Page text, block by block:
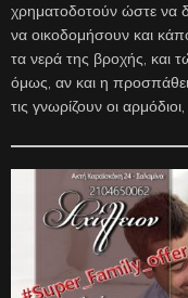
χρηματοδοτούν ώστε να
να οικοδομήσουν και
τα νερά της βροχής, και
όμως, αν και η
τις γνωρίζουν οι